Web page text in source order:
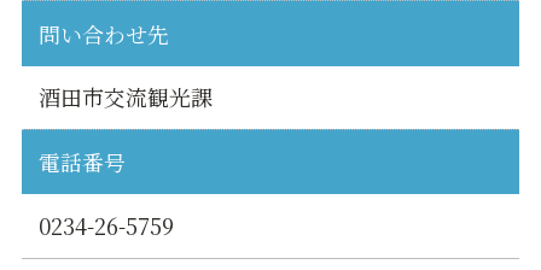
問い合わせ先
酒田市交流観光課
電話番号
0234-26-5759